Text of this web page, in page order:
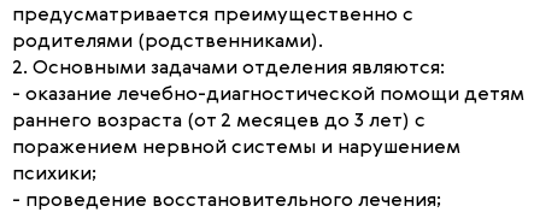
предусматривается преимущественно с
родителями (родственниками).
2. Основными задачами отделения являются:
- оказание лечебно-диагностической помощи детям
раннего возраста (от 2 месяцев до 3 лет) с
поражением нервной системы и нарушением
психики;
- проведение восстановительного лечения;